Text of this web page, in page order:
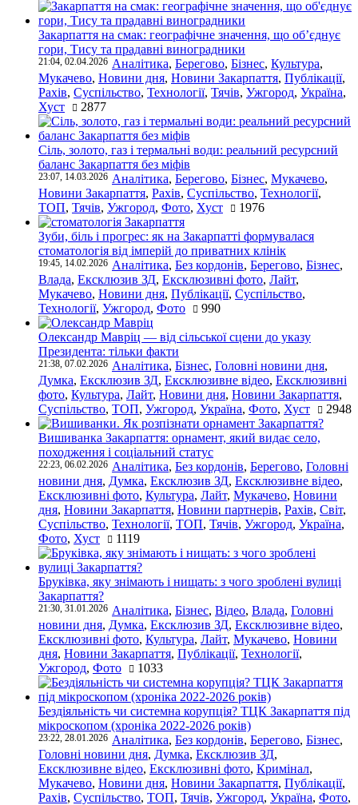
Закарпаття на смак: географічне значення, що об’єднує
гори, Тису та прадавні виноградники
21:04, 02.04.2026 Аналітика, Берегово, Бізнес, Культура,
Мукачево, Новини дня, Новини Закарпаття, Публікації,
Рахів, Суспільство, Технології, Тячів, Ужгород, Україна,
Хуст
2877
Сіль, золото, газ і термальні води: реальний ресурсний
баланс Закарпаття без міфів
23:07, 14.03.2026 Аналітика, Берегово, Бізнес, Мукачево,
Новини Закарпаття, Рахів, Суспільство, Технології,
ТОП, Тячів, Ужгород, Фото, Хуст 1976
Зуби, біль і прогрес: як на Закарпатті формувалася
стоматологія від імперій до приватних клінік
19:45, 14.02.2026 Аналітика, Без кордонів, Берегово, Бізнес,
Влада, Ексклюзив ЗД, Ексклюзивні фото, Лайт,
Мукачево, Новини дня, Публікації, Суспільство,
Технології, Ужгород, Фото 990
Олександр Мавріц — від сільської сцени до указу
Президента: тільки факти
21:38, 07.02.2026 Аналітика, Бізнес, Головні новини дня,
Думка, Ексклюзив ЗД, Ексклюзивне відео, Ексклюзивні
фото, Культура, Лайт, Новини дня, Новини Закарпаття,
Суспільство, ТОП, Ужгород, Україна, Фото, Хуст 2948
Вишиванка Закарпаття: орнамент, який видає село,
походження і соціальний статус
22:23, 06.02.2026 Аналітика, Без кордонів, Берегово, Головні
новини дня, Думка, Ексклюзив ЗД, Ексклюзивне відео,
Ексклюзивні фото, Культура, Лайт, Мукачево, Новини
дня, Новини Закарпаття, Новини партнерів, Рахів, Світ,
Суспільство, Технології, ТОП, Тячів, Ужгород, Україна,
Фото, Хуст 1119
Бруківка, яку знімають і нищать: з чого зроблені вулиці
Закарпаття?
21:30, 31.01.2026 Аналітика, Бізнес, Відео, Влада, Головні
новини дня, Думка, Ексклюзив ЗД, Ексклюзивне відео,
Ексклюзивні фото, Культура, Лайт, Мукачево, Новини
дня, Новини Закарпаття, Публікації, Технології,
Ужгород, Фото 1033
Бездіяльність чи системна корупція? ТЦК Закарпаття під
мікроскопом (хроніка 2022-2026 років)
23:22, 28.01.2026 Аналітика, Без кордонів, Берегово, Бізнес,
Головні новини дня, Думка, Ексклюзив ЗД,
Ексклюзивне відео, Ексклюзивні фото, Кримінал,
Мукачево, Новини дня, Новини Закарпаття, Публікації,
Рахів, Суспільство, ТОП, Тячів, Ужгород, Україна, Фото,